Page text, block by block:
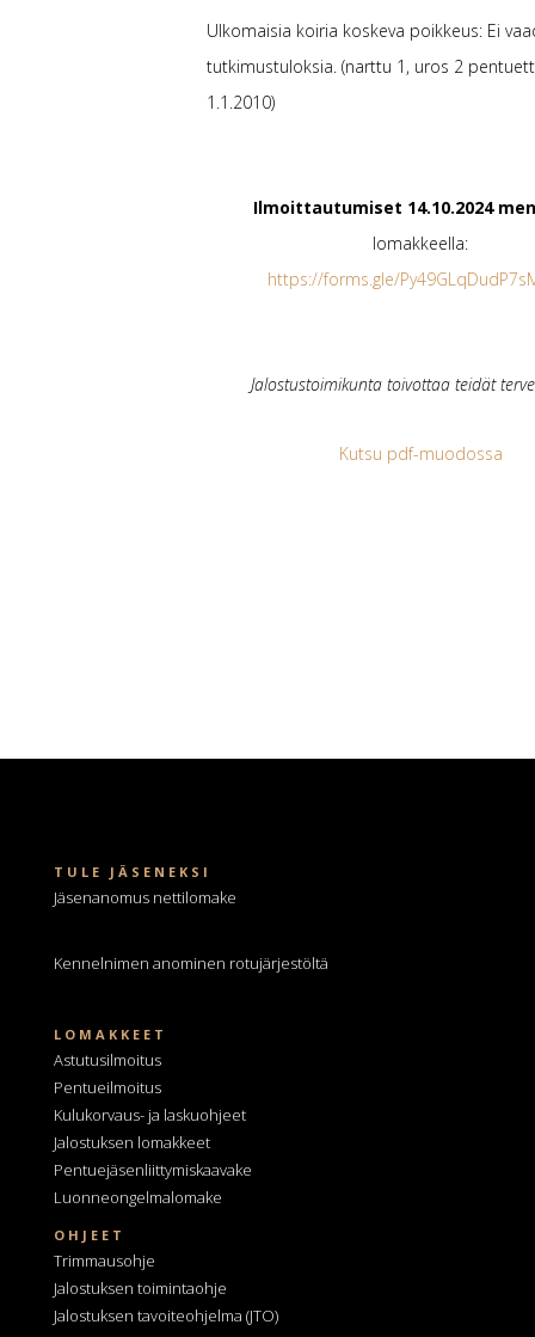
Ulkomaisia koiria koskeva poikkeus: Ei
tutkimustuloksia. (narttu 1, uros 2
1.1.2010)
Ilmoittautumiset 14.10.2024
lomakkeella:
https://forms.gle/
Jalostustoimikunta toivottaa teidät
Kutsu pdf-muodossa
TULE JÄSENEKSI
Jäsenanomus nettilomake
Kennelnimen anominen rotujärjestöltä
LOMAKKEET
Astutusilmoitus
Pentueilmoitus
Kulukorvaus- ja laskuohjeet
Jalostuksen lomakkeet
Pentuejäsenliittymiskaavake
Luonneongelmalomake
OHJEET
Trimmausohje
Jalostuksen toimintaohje
Jalostuksen tavoiteohjelma (JTO)